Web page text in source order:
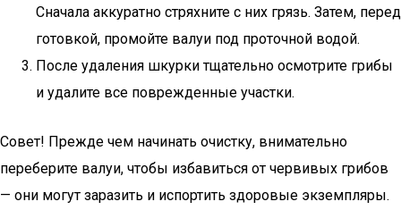
Сначала аккуратно стряхните с них грязь. Затем, перед
готовкой, промойте валуи под проточной водой.
После удаления шкурки тщательно осмотрите грибы
и удалите все поврежденные участки.
Совет! Прежде чем начинать очистку, внимательно
переберите валуи, чтобы избавиться от червивых грибов
— они могут заразить и испортить здоровые экземпляры.